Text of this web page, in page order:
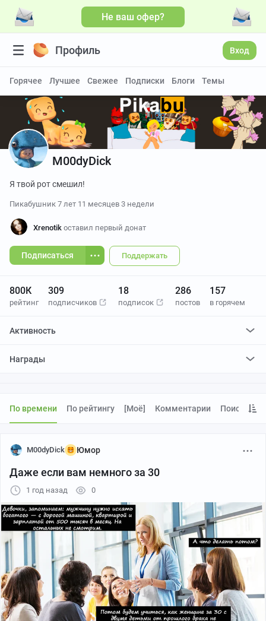
Не ваш офер?
Профиль Вход
Горячее Лучшее Свежее Подписки Блоги Темы
M00dyDick
Я твой рот смешил!
Пикабушник 7 лет 11 месяцев 3 недели
Xrenotik оставил первый донат
Подписаться Поддержать
800К
рейтинг
309
подписчиков
18
подписок
286
постов
157
в горячем
Активность
отредактировал
Награды
По времени По рейтингу [моё] Комментарии Поиск
M00dyDick Юмор
Даже если вам немного за 30
1 год назад 0
Больше видео